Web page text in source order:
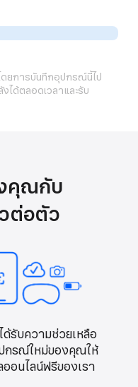
ยการบันทึกอุปกรณ์นี้ไป
ด้ตลอดเวลาและรับ
คุณกับ
ต่อตัว
รับความช่วยเหลือ
ปกรณ์ใหม่ของคุณให้
อนไลน์ฟรีของเรา